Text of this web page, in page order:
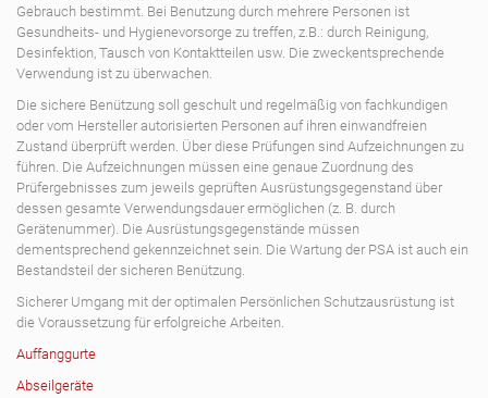
Gebrauch bestimmt. Bei Benutzung durch mehrere Personen ist
Gesundheits- und Hygienevorsorge zu treffen, z.B.: durch Reinigung,
Desinfektion, Tausch von Kontaktteilen usw. Die zweckentsprechende
Verwendung ist zu überwachen.
Die sichere Benützung soll geschult und regelmäßig von fachkundigen
oder vom Hersteller autorisierten Personen auf ihren einwandfreien
Zustand überprüft werden. Über diese Prüfungen sind Aufzeichnungen zu
führen. Die Aufzeichnungen müssen eine genaue Zuordnung des
Prüfergebnisses zum jeweils geprüften Ausrüstungsgegenstand über
dessen gesamte Verwendungsdauer ermöglichen (z. B. durch
Gerätenummer). Die Ausrüstungsgegenstände müssen
dementsprechend gekennzeichnet sein. Die Wartung der PSA ist auch ein
Bestandsteil der sicheren Benützung.
Sicherer Umgang mit der optimalen Persönlichen Schutzausrüstung ist
die Voraussetzung für erfolgreiche Arbeiten.
Auffanggurte
Abseilgeräte